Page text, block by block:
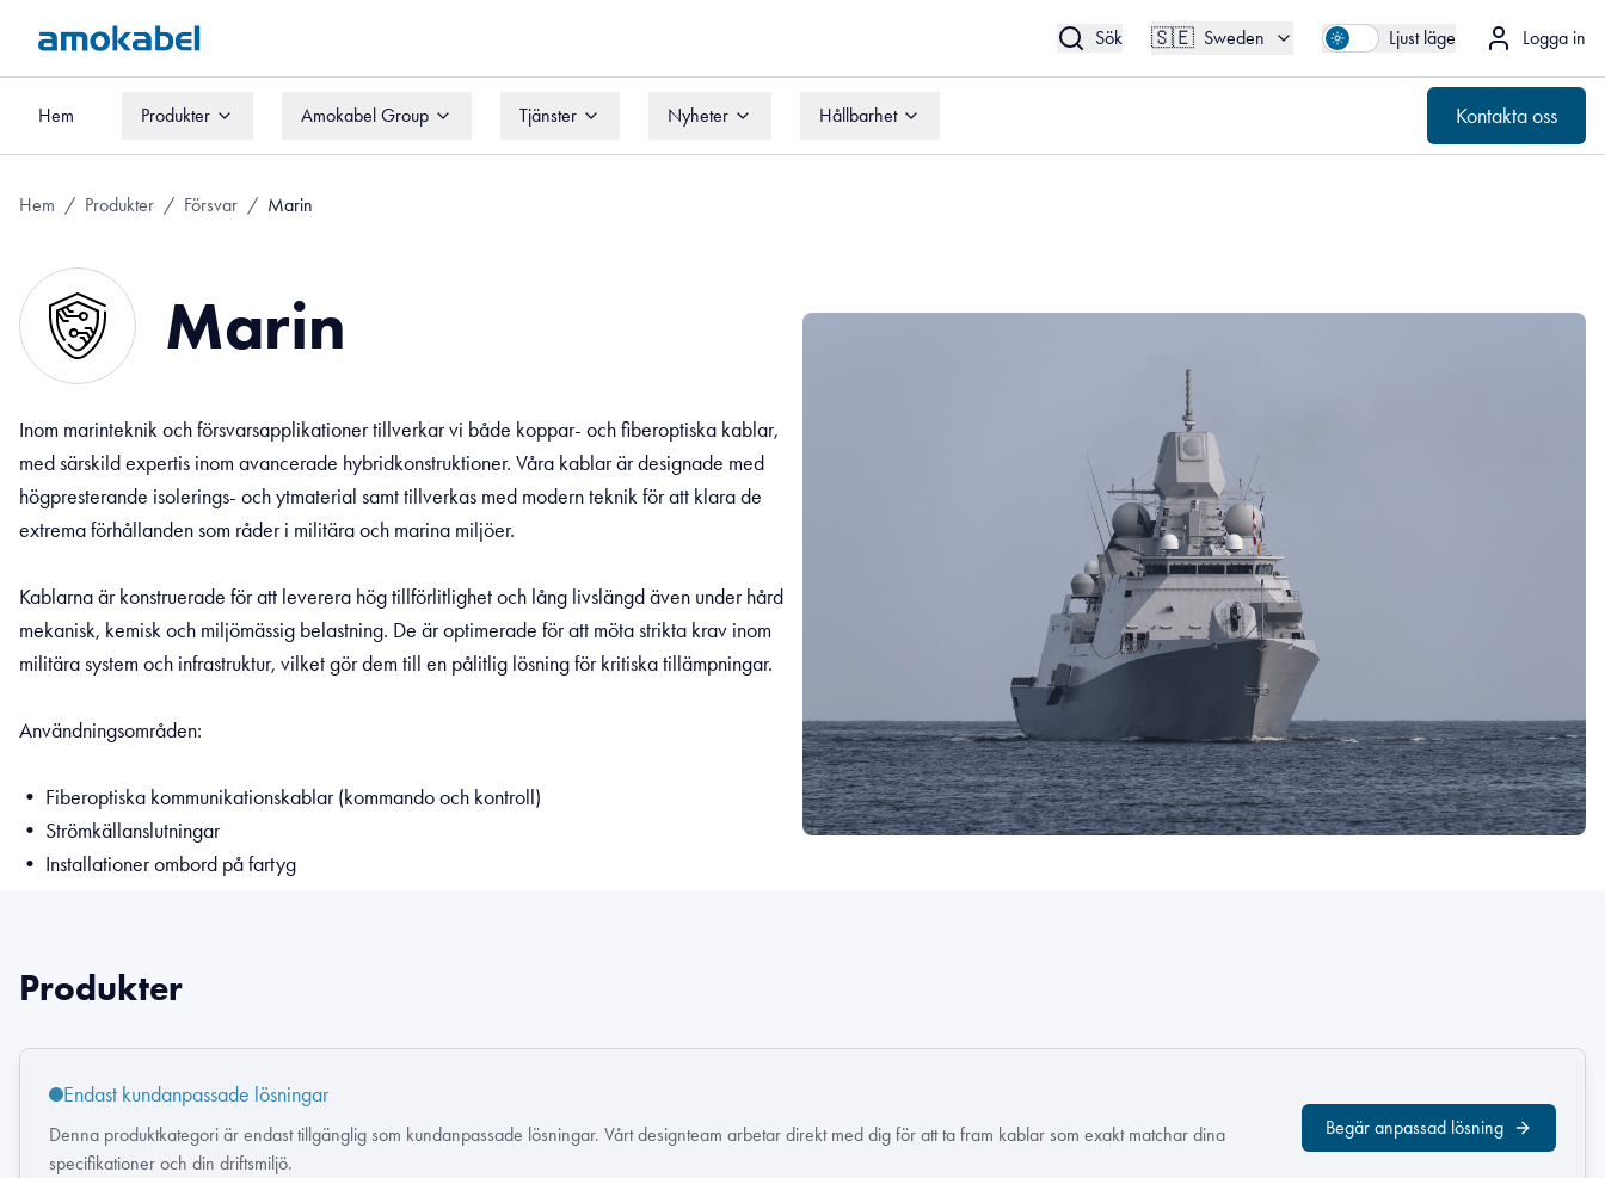
Sök 🇸🇪 Sweden Ljust läge Logga in
Hem Produkter Amokabel Group Tjänster Nyheter Hållbarhet Kontakta oss
Produkter 🇸🇪
Sweden Kontakta oss
Hem / Produkter / Försvar / Marin
Marin
Inom marinteknik och försvarsapplikationer tillverkar vi både koppar- och fiberoptiska kablar,
med särskild expertis inom avancerade hybridkonstruktioner. Våra kablar är designade med
högpresterande isolerings- och ytmaterial samt tillverkas med modern teknik för att klara de
extrema förhållanden som råder i militära och marina miljöer.
Kablarna är konstruerade för att leverera hög tillförlitlighet och lång livslängd även under hård
mekanisk, kemisk och miljömässig belastning. De är optimerade för att möta strikta krav inom
militära system och infrastruktur, vilket gör dem till en pålitlig lösning för kritiska tillämpningar.
Användningsområden:
• Fiberoptiska kommunikationskablar (kommando och kontroll)
• Strömkällanslutningar
• Installationer ombord på fartyg
Produkter
Endast kundanpassade lösningar
Denna produktkategori är endast tillgänglig som kundanpassade lösningar. Vårt designteam arbetar direkt med dig för att ta fram kablar som exakt matchar dina
specifikationer och din driftsmiljö.
Begär anpassad lösning